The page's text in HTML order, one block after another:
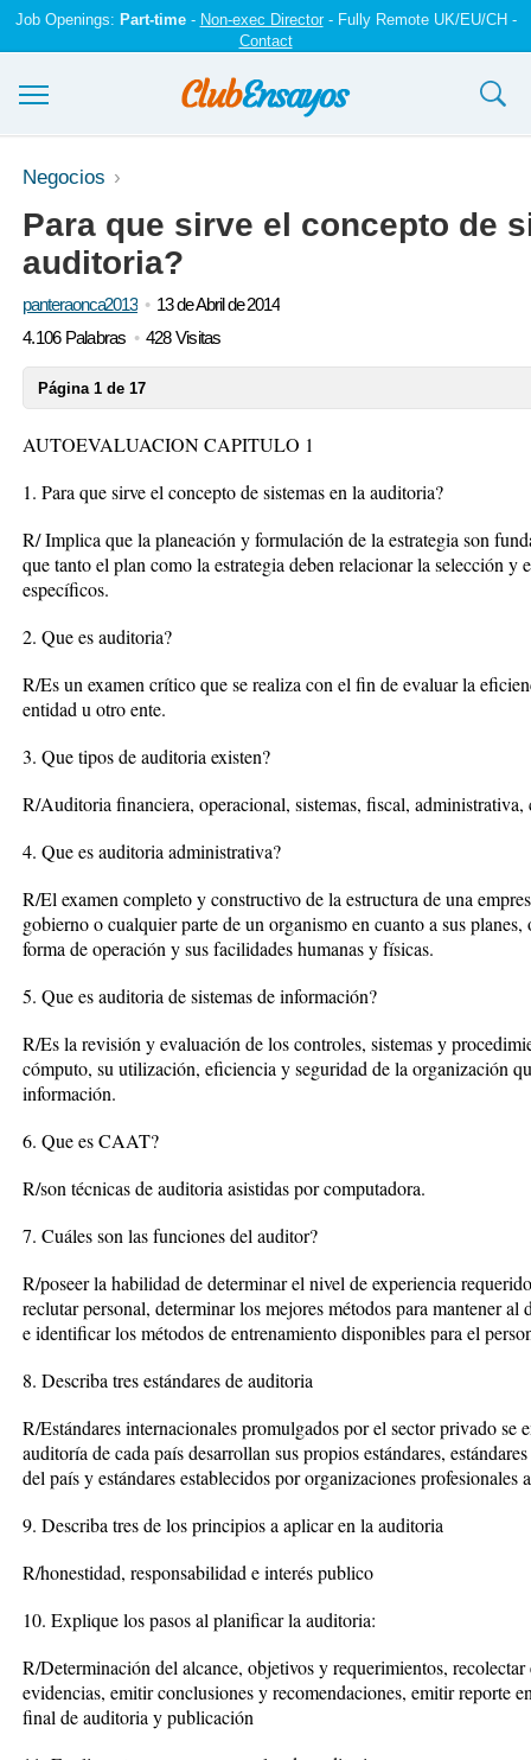
Job Openings: Part-time- Non-exec Director- Fully Remote UK/EU/CH -
Contact
Ensayos y trabajos
Registrarse
Iniciar sesión
Negocios
Para que sirve el concepto de
auditoria?
panteraonca2013
13 de Abril de 2014
4.106 Palabras
428 Visitas
Página 1 de 17
AUTOEVALUACION CAPITULO 1
1. Para que sirve el concepto de sistemas en la auditoria?
R/ Implica que la planeación y formulación de la estrategia son
que tanto el plan como la estrategia deben relacionar la selección
específicos.
2. Que es auditoria?
R/Es un examen crítico que se realiza con el fin de evaluar la
entidad u otro ente.
3. Que tipos de auditoria existen?
R/Auditoria financiera, operacional, sistemas, fiscal, administrativa,
4. Que es auditoria administrativa?
R/El examen completo y constructivo de la estructura de una
gobierno o cualquier parte de un organismo en cuanto a sus
forma de operación y sus facilidades humanas y físicas.
5. Que es auditoria de sistemas de información?
R/Es la revisión y evaluación de los controles, sistemas y
cómputo, su utilización, eficiencia y seguridad de la organización
información.
6. Que es CAAT?
R/son técnicas de auditoria asistidas por computadora.
7. Cuáles son las funciones del auditor?
R/poseer la habilidad de determinar el nivel de experiencia
reclutar personal, determinar los mejores métodos para mantener al
e identificar los métodos de entrenamiento disponibles para el
8. Describa tres estándares de auditoria
R/Estándares internacionales promulgados por el sector privado se
auditoría de cada país desarrollan sus propios estándares,
del país y estándares establecidos por organizaciones profesionales
9. Describa tres de los principios a aplicar en la auditoria
R/honestidad, responsabilidad e interés publico
10. Explique los pasos al planificar la auditoria:
R/Determinación del alcance, objetivos y requerimientos,
evidencias, emitir conclusiones y recomendaciones, emitir reporte
final de auditoria y publicación